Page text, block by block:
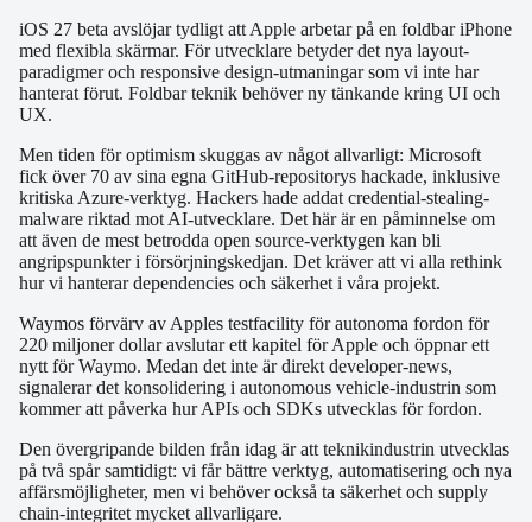
iOS 27 beta avslöjar tydligt att Apple arbetar på en foldbar iPhone
med flexibla skärmar. För utvecklare betyder det nya layout-
paradigmer och responsive design-utmaningar som vi inte har
hanterat förut. Foldbar teknik behöver ny tänkande kring UI och
UX.
Men tiden för optimism skuggas av något allvarligt: Microsoft
fick över 70 av sina egna GitHub-repositorys hackade, inklusive
kritiska Azure-verktyg. Hackers hade addat credential-stealing-
malware riktad mot AI-utvecklare. Det här är en påminnelse om
att även de mest betrodda open source-verktygen kan bli
angripspunkter i försörjningskedjan. Det kräver att vi alla rethink
hur vi hanterar dependencies och säkerhet i våra projekt.
Waymos förvärv av Apples testfacility för autonoma fordon för
220 miljoner dollar avslutar ett kapitel för Apple och öppnar ett
nytt för Waymo. Medan det inte är direkt developer-news,
signalerar det konsolidering i autonomous vehicle-industrin som
kommer att påverka hur APIs och SDKs utvecklas för fordon.
Den övergripande bilden från idag är att teknikindustrin utvecklas
på två spår samtidigt: vi får bättre verktyg, automatisering och nya
affärsmöjligheter, men vi behöver också ta säkerhet och supply
chain-integritet mycket allvarligare.